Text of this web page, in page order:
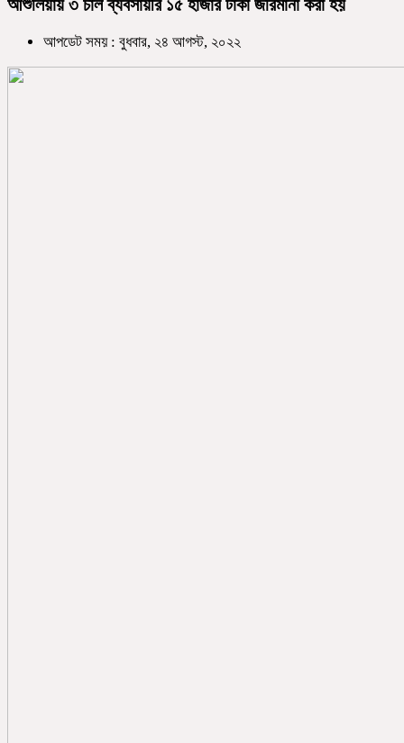
আশুলিয়ায় ৩ চাল ব্যবসায়ীর ১৫ হাজার টাকা জরিমানা করা হয়
আপডেট সময় : বুধবার, ২৪ আগস্ট, ২০২২